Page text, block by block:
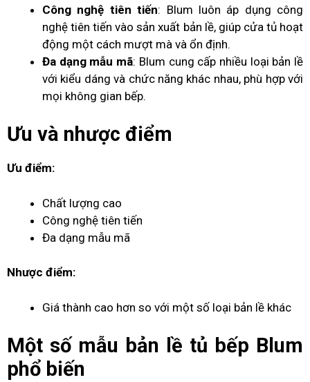
Công nghệ tiên tiến: Blum luôn áp dụng công
nghệ tiên tiến vào sản xuất bản lề, giúp cửa tủ hoạt
động một cách mượt mà và ổn định.
Đa dạng mẫu mã: Blum cung cấp nhiều loại bản lề
với kiểu dáng và chức năng khác nhau, phù hợp với
mọi không gian bếp.
Ưu và nhược điểm
Ưu điểm:
Chất lượng cao
Công nghệ tiên tiến
Đa dạng mẫu mã
Nhược điểm:
Giá thành cao hơn so với một số loại bản lề khác
Một số mẫu bản lề tủ bếp Blum
phổ biến